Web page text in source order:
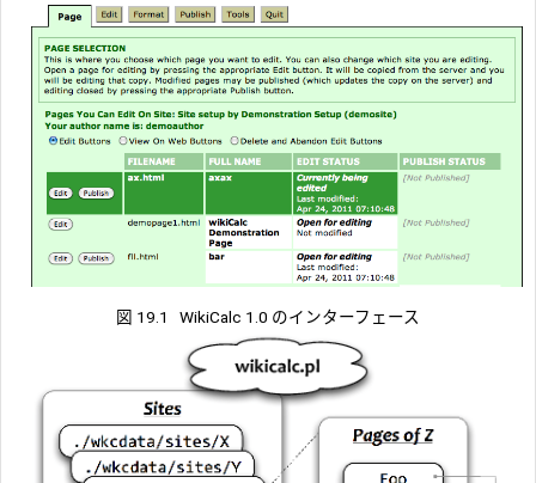
図 19.1 WikiCalc 1.0 のインターフェース